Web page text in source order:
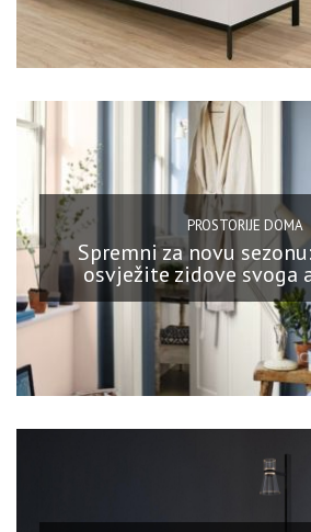
PROSTORIJE DOMA
Spremni za novu
osvježite zidove svoga